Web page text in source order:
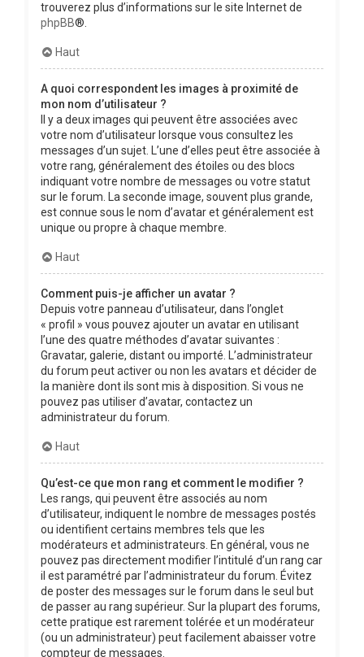
trouverez plus d’informations sur le site Internet de
phpBB®.
Haut
A quoi correspondent les images à proximité de
mon nom d’utilisateur ?
Il y a deux images qui peuvent être associées avec
votre nom d’utilisateur lorsque vous consultez les
messages d’un sujet. L’une d’elles peut être associée à
votre rang, généralement des étoiles ou des blocs
indiquant votre nombre de messages ou votre statut
sur le forum. La seconde image, souvent plus grande,
est connue sous le nom d’avatar et généralement est
unique ou propre à chaque membre.
Haut
Comment puis-je afficher un avatar ?
Depuis votre panneau d’utilisateur, dans l’onglet
« profil » vous pouvez ajouter un avatar en utilisant
l’une des quatre méthodes d’avatar suivantes :
Gravatar, galerie, distant ou importé. L’administrateur
du forum peut activer ou non les avatars et décider de
la manière dont ils sont mis à disposition. Si vous ne
pouvez pas utiliser d’avatar, contactez un
administrateur du forum.
Haut
Qu’est-ce que mon rang et comment le modifier ?
Les rangs, qui peuvent être associés au nom
d’utilisateur, indiquent le nombre de messages postés
ou identifient certains membres tels que les
modérateurs et administrateurs. En général, vous ne
pouvez pas directement modifier l’intitulé d’un rang car
il est paramétré par l’administrateur du forum. Évitez
de poster des messages sur le forum dans le seul but
de passer au rang supérieur. Sur la plupart des forums,
cette pratique est rarement tolérée et un modérateur
(ou un administrateur) peut facilement abaisser votre
compteur de messages.